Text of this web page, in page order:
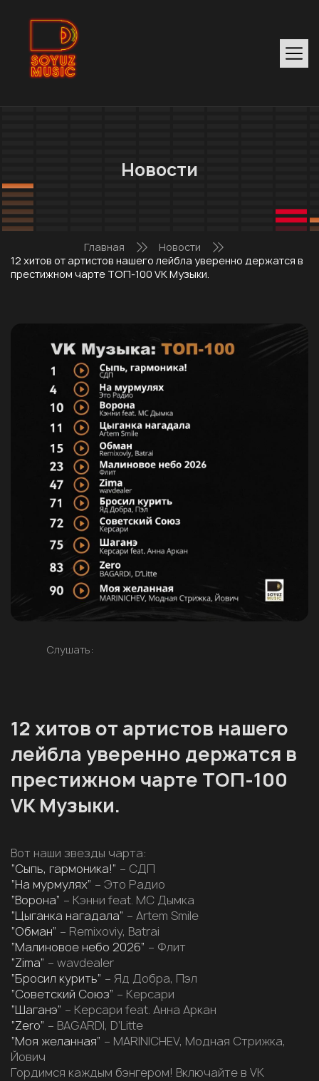
Новости
Главная
Новости
12 хитов от артистов нашего лейбла уверенно держатся в
престижном чарте ТОП-100 VK Музыки.
Слушать:
12 хитов от артистов нашего
лейбла уверенно держатся в
престижном чарте ТОП-100
VK Музыки.
Вот наши звезды чарта:
“Сыпь, гармоника!” – СДП
“На мурмулях” – Это Радио
“Ворона” – Кэнни feat. МС Дымка
“Цыганка нагадала” – Artem Smile
“Обман” – Remixoviy, Batrai
“Малиновое небо 2026” – Флит
“Zima” – wavdealer
“Бросил курить” – Яд Добра, Пэл
“Советский Союз” – Керсари
“Шаганэ” – Керсари feat. Анна Аркан
“Zero” – BAGARDI, D’Litte
“Моя желанная” – MARINICHEV, Модная Стрижка,
Йович
Гордимся каждым бэнгером! Включайте в VK